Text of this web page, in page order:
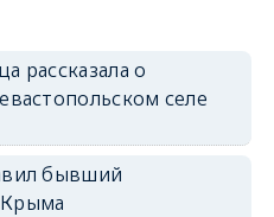
рассказала о
селе
бывший